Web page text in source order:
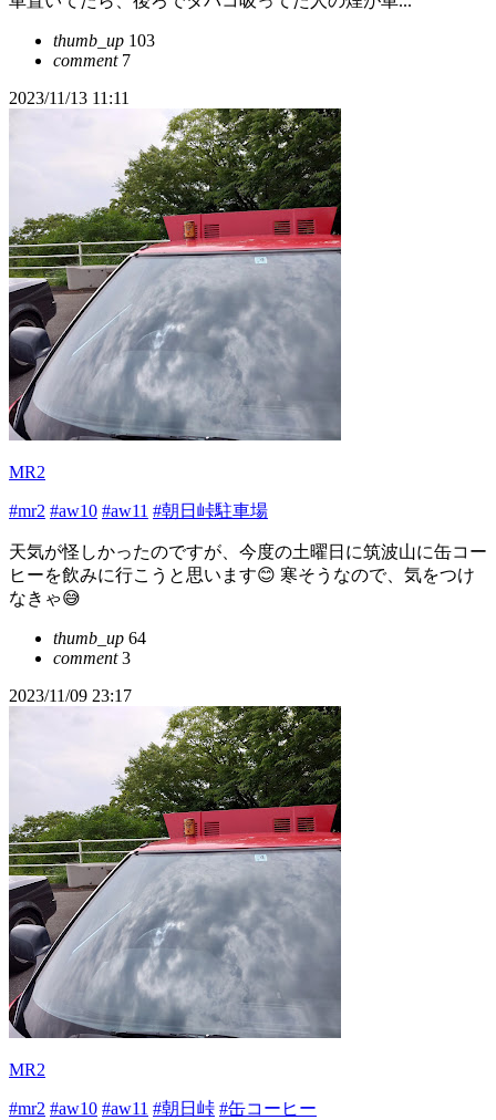
thumb_up 103
comment7
2023/11/13 11:11
MR2
#mr2 #aw10 #aw11 #朝日峠駐車場
天気が怪しかったのですが、今度の土曜日に筑波山に缶コー
ヒーを飲みに行こうと思います😊 寒そうなので、気をつけ
なきゃ😅
thumb_up 64
comment3
2023/11/09 23:17
MR2
#mr2 #aw10 #aw11 #朝日峠 #缶コーヒー